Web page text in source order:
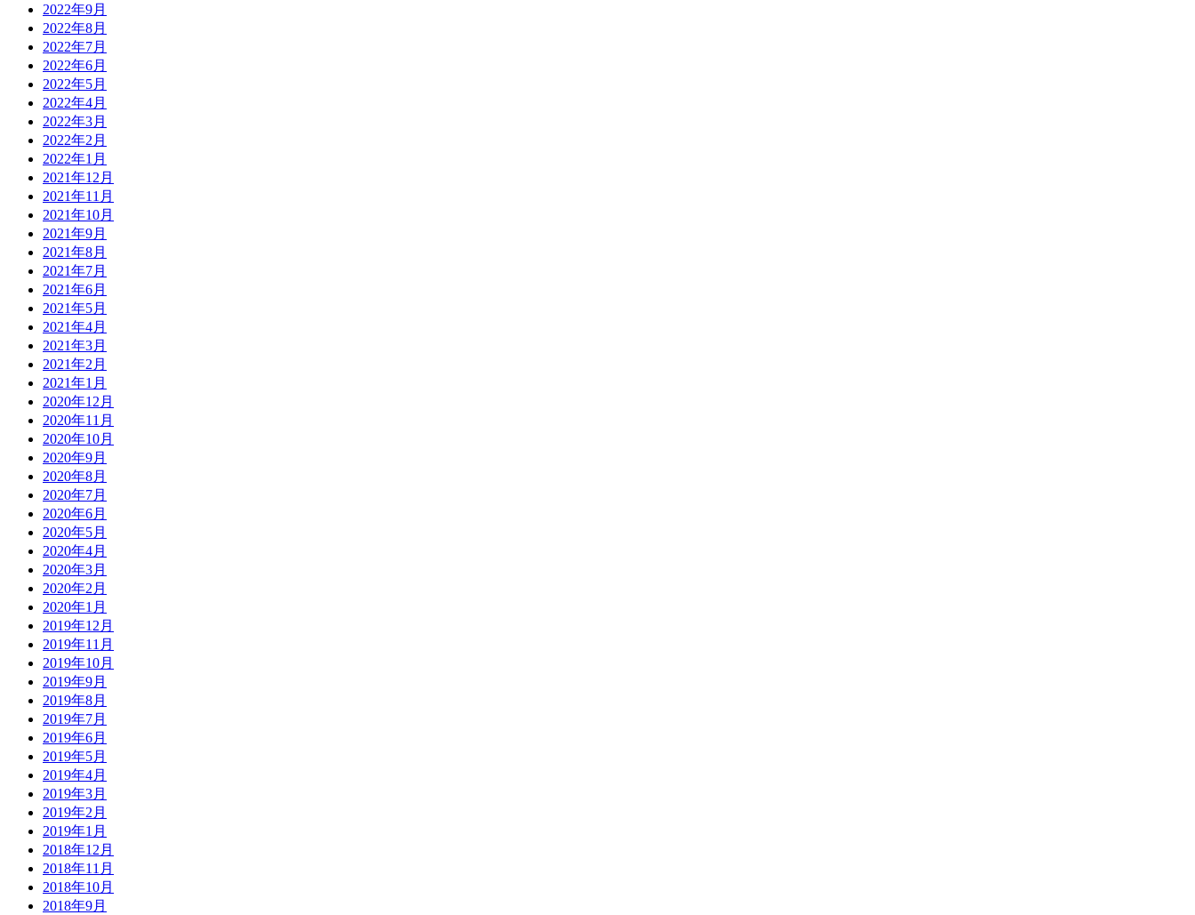
2022年9月
2022年8月
2022年7月
2022年6月
2022年5月
2022年4月
2022年3月
2022年2月
2022年1月
2021年12月
2021年11月
2021年10月
2021年9月
2021年8月
2021年7月
2021年6月
2021年5月
2021年4月
2021年3月
2021年2月
2021年1月
2020年12月
2020年11月
2020年10月
2020年9月
2020年8月
2020年7月
2020年6月
2020年5月
2020年4月
2020年3月
2020年2月
2020年1月
2019年12月
2019年11月
2019年10月
2019年9月
2019年8月
2019年7月
2019年6月
2019年5月
2019年4月
2019年3月
2019年2月
2019年1月
2018年12月
2018年11月
2018年10月
2018年9月